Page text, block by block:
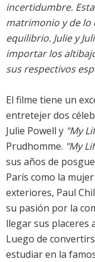
incertidumbre.
matrimonio y de lo
equilibrio. Julie y
importar los
sus respectivos
El filme tiene un
entretejer dos
Julie Powell y "My
Prudhomme. "My
sus años de
París como la
exteriores, Paul
su pasión por la
llegar sus placeres
Luego de
estudiar en la